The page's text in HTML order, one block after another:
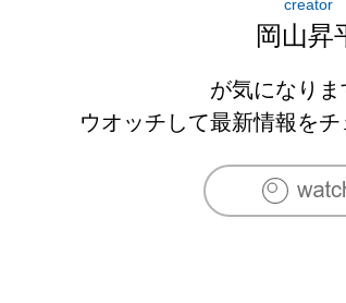
creator
岡山昇
が気になりま
ウオッチして最新情報をチ